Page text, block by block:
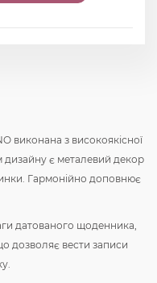
виконана з високоякісної
дизайну є металевий декор
Гармонійно доповнює
датованого щоденника,
дозволяє вести записи